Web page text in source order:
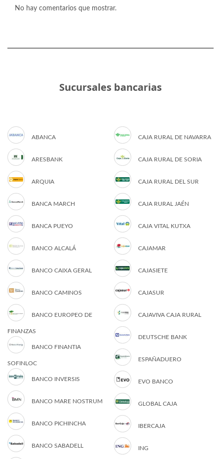
No hay comentarios que mostrar.
Sucursales bancarias
ABANCA
ARESBANK
ARQUIA
BANCA MARCH
BANCA PUEYO
BANCO ALCALÁ
BANCO CAIXA GERAL
BANCO CAMINOS
BANCO EUROPEO DE
FINANZAS
BANCO FINANTIA
SOFINLOC
BANCO INVERSIS
BANCO MARE NOSTRUM
BANCO PICHINCHA
BANCO SABADELL
CAJA RURAL DE NAVARRA
CAJA RURAL DE SORIA
CAJA RURAL DEL SUR
CAJA RURAL JAÉN
CAJA VITAL KUTXA
CAJAMAR
CAJASIETE
CAJASUR
CAJAVIVA CAJA RURAL
DEUTSCHE BANK
ESPAÑADUERO
EVO BANCO
GLOBAL CAJA
IBERCAJA
ING